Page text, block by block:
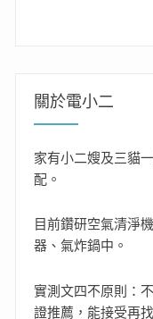
關於電小二
家有小二嫂及三貓
配。
目前鑽研空氣清淨
器、氣炸鍋中。
實測文四不原則：
證推薦，能接受再